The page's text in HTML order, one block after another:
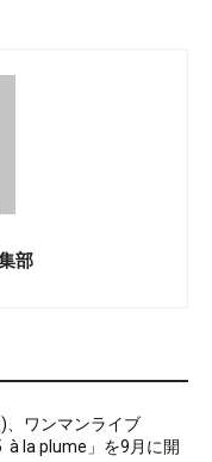
部
、ワンマンライブ
à la plume」を9月に開